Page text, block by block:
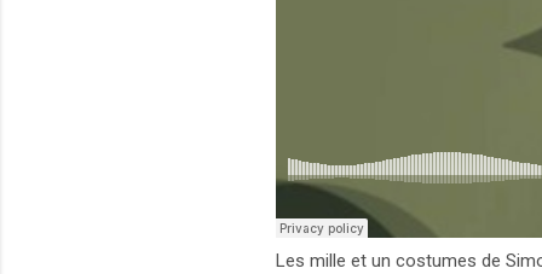
Les mille et un costumes de